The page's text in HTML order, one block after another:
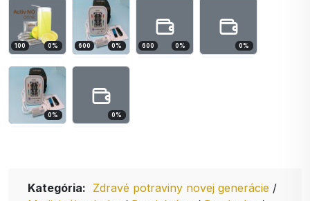
100 0% 600 0% 600 0% 0%
0% 0%
Kategória: Zdravé potraviny novej generácie /